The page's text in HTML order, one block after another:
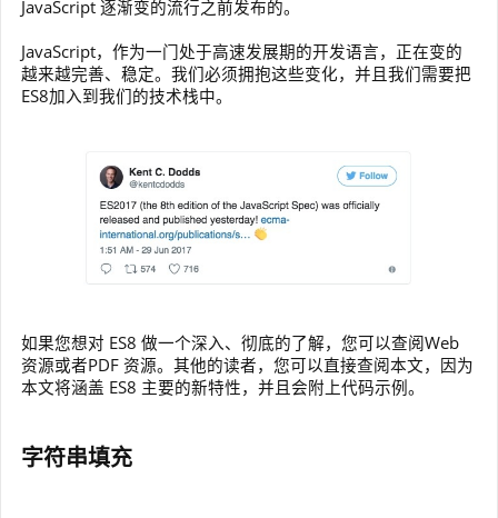
JavaScript 逐渐变的流行之前发布的。
JavaScript，作为一门处于高速发展期的开发语言，正在变的
越来越完善、稳定。我们必须拥抱这些变化，并且我们需要把
ES8加入到我们的技术栈中。
如果您想对 ES8 做一个深入、彻底的了解，您可以查阅Web
资源或者PDF 资源。其他的读者，您可以直接查阅本文，因为
本文将涵盖 ES8 主要的新特性，并且会附上代码示例。
字符串填充